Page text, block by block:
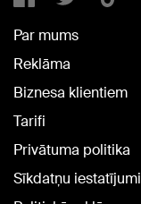
Par mums
Reklāma
Biznesa klientiem
Tarifi
Privātuma politika
Sīkdatņu iestatījumi